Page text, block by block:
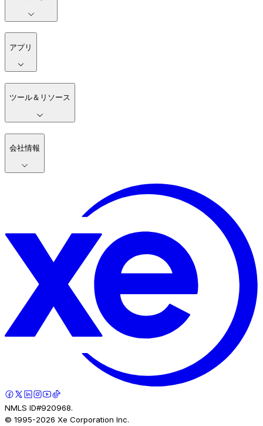
アプリ
ツール＆リソース
会社情報
NMLS ID#920968.
© 1995-2026 Xe Corporation Inc.